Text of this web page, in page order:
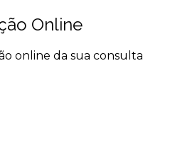
Online
online da sua consulta